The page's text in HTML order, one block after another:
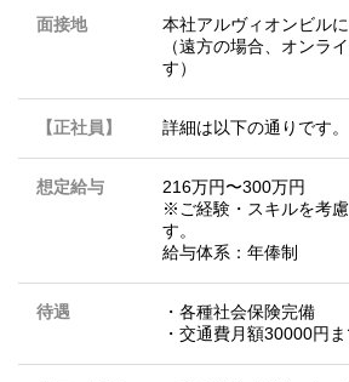
面接地
本社アルヴィオンビルに
（遠方の場合、オンラ
す）
【正社員】 詳細は以下の通りです。
想定給与
216万円〜300万円
※ご経験・スキルを考
す。
給与体系：年俸制
待遇
・各種社会保険完備
・交通費月額30000円